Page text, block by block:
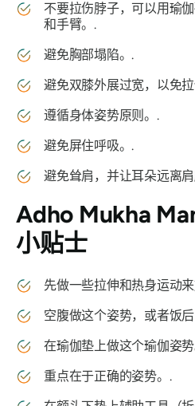
不要拉伤脖子，可以用瑜
和手臂。.
避免胸部塌陷。.
避免双膝外展过宽，以免
遵循身体姿势原则。.
避免屏住呼吸。.
避免耸肩，并让耳朵远离
Adho Mukha
小贴士
先做一些拉伸和热身运动
空腹做这个姿势，或者饭
在瑜伽垫上做这个瑜伽姿
重点在于正确的姿势。.